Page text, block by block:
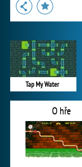
Tap My Water
O hře